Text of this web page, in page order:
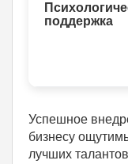
поддержка
Успешное
бизнесу
лучших